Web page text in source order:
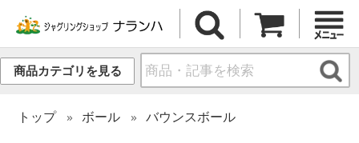
商品カテゴリを見る
トップ ボール バウンスボール